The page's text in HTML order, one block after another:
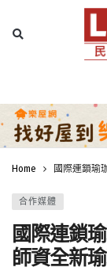
Home 國際連鎖瑜
合作媒體
國際連鎖
師資全新